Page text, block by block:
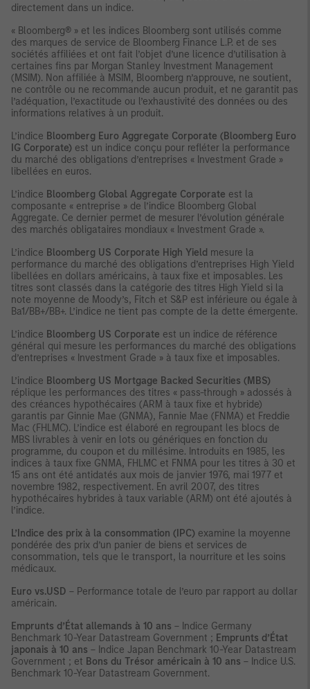
directement dans un indice.
« Bloomberg® » et les indices Bloomberg sont utilisés comme
des marques de service de Bloomberg Finance L.P. et de ses
sociétés affiliées et ont fait l’objet d’une licence d’utilisation à
certaines fins par Morgan Stanley Investment Management
(MSIM). Non affiliée à MSIM, Bloomberg n’approuve, ne soutient,
ne contrôle ou ne recommande aucun produit, et ne garantit pas
l’adéquation, l’exactitude ou l’exhaustivité des données ou des
informations relatives à un produit.
L’indice Bloomberg Euro Aggregate Corporate (Bloomberg Euro
IG Corporate) est un indice conçu pour refléter la performance
du marché des obligations d’entreprises « Investment Grade »
libellées en euros.
L’indice Bloomberg Global Aggregate Corporate est la
composante « entreprise » de l’indice Bloomberg Global
Aggregate. Ce dernier permet de mesurer l’évolution générale
des marchés obligataires mondiaux « Investment Grade ».
L’indice Bloomberg US Corporate High Yield mesure la
performance du marché des obligations d’entreprises High Yield
libellées en dollars américains, à taux fixe et imposables. Les
titres sont classés dans la catégorie des titres High Yield si la
note moyenne de Moody’s, Fitch et S&P est inférieure ou égale à
Ba1/BB+/BB+. L’indice ne tient pas compte de la dette émergente.
L’indice Bloomberg US Corporate est un indice de référence
général qui mesure les performances du marché des obligations
d’entreprises « Investment Grade » à taux fixe et imposables.
L’indice Bloomberg US Mortgage Backed Securities (MBS)
réplique les performances des titres « pass-through » adossés à
des créances hypothécaires (ARM à taux fixe et hybride)
garantis par Ginnie Mae (GNMA), Fannie Mae (FNMA) et Freddie
Mac (FHLMC). L’indice est élaboré en regroupant les blocs de
MBS livrables à venir en lots ou génériques en fonction du
programme, du coupon et du millésime. Introduits en 1985, les
indices à taux fixe GNMA, FHLMC et FNMA pour les titres à 30 et
15 ans ont été antidatés aux mois de janvier 1976, mai 1977 et
novembre 1982, respectivement. En avril 2007, des titres
hypothécaires hybrides à taux variable (ARM) ont été ajoutés à
l’indice.
L’Indice des prix à la consommation (IPC) examine la moyenne
pondérée des prix d’un panier de biens et services de
consommation, tels que le transport, la nourriture et les soins
médicaux.
Euro vs.USD – Performance totale de l’euro par rapport au dollar
américain.
Emprunts d’État allemands à 10 ans – Indice Germany
Benchmark 10-Year Datastream Government ; Emprunts d’État
japonais à 10 ans – Indice Japan Benchmark 10-Year Datastream
Government ; et Bons du Trésor américain à 10 ans – Indice U.S.
Benchmark 10-Year Datastream Government.